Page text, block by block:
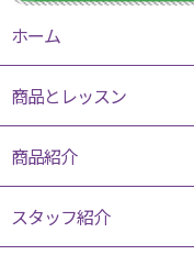
ホーム
商品とレッスン
商品紹介
スタッフ紹介